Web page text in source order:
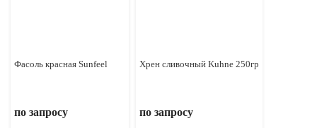
Фасоль красная Sunfeel
по запросу
Хрен сливочный Kuhne 250гр
по запросу